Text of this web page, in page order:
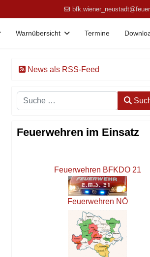
Warnübersicht Termine
News als RSS-Feed
Suchen
Feuerwehren im Einsatz
Feuerwehren BFKDO 21
Feuerwehren NÖ